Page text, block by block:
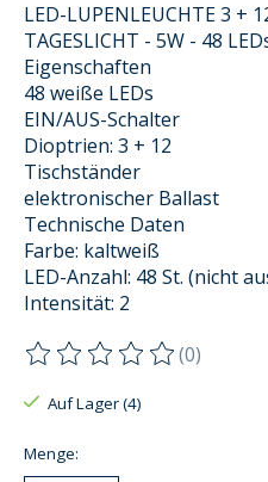
LED-LUPENLEUCHTE 3 +
TAGESLICHT - 5W - 48
Eigenschaften
48 weiße LEDs
EIN/AUS-Schalter
Dioptrien: 3 + 12
Tischständer
elektronischer Ballast
Technische Daten
Farbe: kaltweiß
LED-Anzahl: 48 St. (nicht
Intensität: 2
Die Bewertung dieses
(0)
Auf Lager (4)
Menge: